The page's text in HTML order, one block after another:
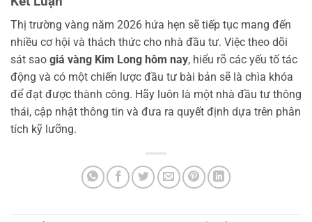
Thị trường vàng năm 2026 hứa hẹn sẽ tiếp tục mang đến
nhiều cơ hội và thách thức cho nhà đầu tư. Việc theo dõi
sát sao giá vàng Kim Long hôm nay, hiểu rõ các yếu tố tác
động và có một chiến lược đầu tư bài bản sẽ là chìa khóa
để đạt được thành công. Hãy luôn là một nhà đầu tư thông
thái, cập nhật thông tin và đưa ra quyết định dựa trên phân
tích kỹ lưỡng.